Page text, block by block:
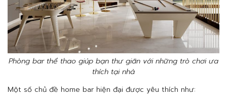
Phòng bar thể thao giúp bạn thư giãn với những trò chơi ưa
thích tại nhà
Một số chủ đề home bar hiện đại được yêu thích như: